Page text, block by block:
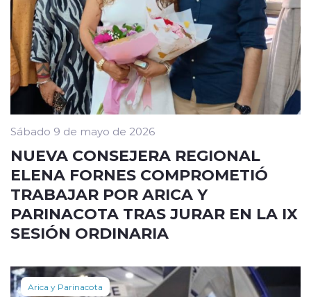
Sábado 9 de mayo de 2026
NUEVA CONSEJERA REGIONAL
ELENA FORNES COMPROMETIÓ
TRABAJAR POR ARICA Y
PARINACOTA TRAS JURAR EN LA IX
SESIÓN ORDINARIA
Arica y Parinacota